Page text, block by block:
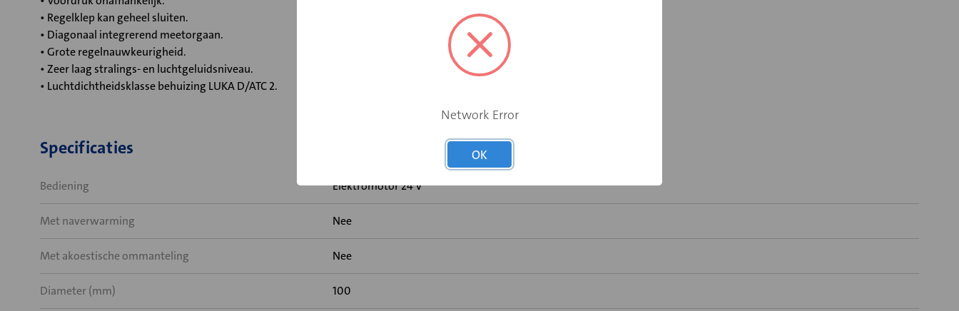
• Regelklep kan geheel sluiten.
• Diagonaal integrerend meetorgaan.
• Grote regelnauwkeurigheid.
• Zeer laag stralings- en luchtgeluidsniveau.
• Luchtdichtheidsklasse behuizing LUKA D/ATC 2.
Specificaties
Bediening Elektromotor 24 V
Met naverwarming Nee
Met akoestische ommanteling Nee
Diameter (mm) 100
Network Error
OK